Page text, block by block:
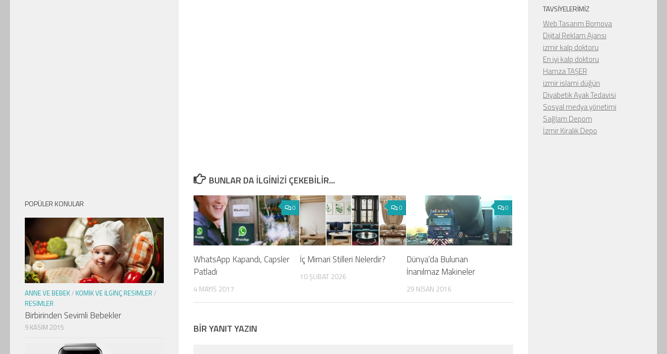
BUNLAR DA ILGINIZI ÇEKEBILIR...
0
WhatsApp Kapandı, Capsler
Patladı
4 MAYIS 2017
0
İç Mimari Stilleri Nelerdir?
10 ŞUBAT 2026
0
Dünya’da Bulunan
İnanılmaz Makineler
29 NISAN 2016
BIR YANIT YAZIN
POPÜLER KONULAR
ANNE VE BEBEK/ KOMIK VE İLGINÇ RESIMLER /
RESIMLER
Birbirinden Sevimli Bebekler
9 KASIM 2015
TAVSIYELERIMIZ
Web Tasarım Bornova
Dijital Reklam Ajansı
izmir kalp doktoru
En iyi kalp doktoru
Hamza TAŞER
izmir islami düğün
Diyabetik Ayak Tedavisi
Sosyal medya yönetimi
Sağlam Depom
İzmir Kiralık Depo